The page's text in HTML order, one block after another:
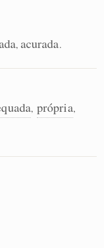
, acurada.
, própria,